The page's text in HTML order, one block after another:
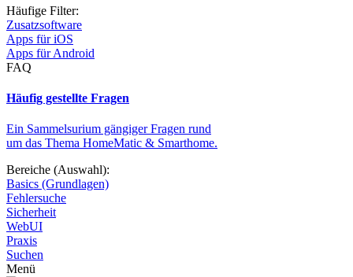
Häufige Filter:
Zusatzsoftware
Apps für iOS
Apps für Android
FAQ
Häufig gestellte Fragen
Ein Sammelsurium gängiger Fragen rund
um das Thema HomeMatic & Smarthome.
Bereiche (Auswahl):
Basics (Grundlagen)
Fehlersuche
Sicherheit
WebUI
Praxis
Suchen
Menü